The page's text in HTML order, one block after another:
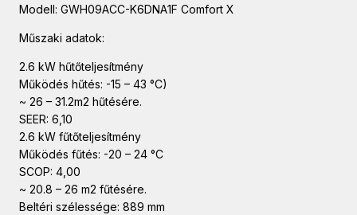
Modell: GWH09ACC-K6DNA1F Comfort X
Műszaki adatok:
2.6 kW hűtőteljesítmény
Működés hűtés: -15 – 43 °C)
~ 26 – 31.2m2 hűtésére.
SEER: 6,10
2.6 kW fűtőteljesítmény
Működés fűtés: -20 – 24 °C
SCOP: 4,00
~ 20.8 – 26 m2 fűtésére.
Beltéri szélessége: 889 mm